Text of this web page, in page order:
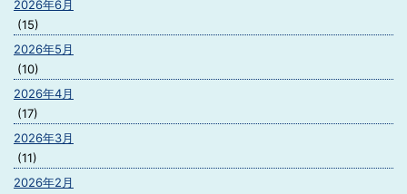
2026年6月
(15)
2026年5月
(10)
2026年4月
(17)
2026年3月
(11)
2026年2月